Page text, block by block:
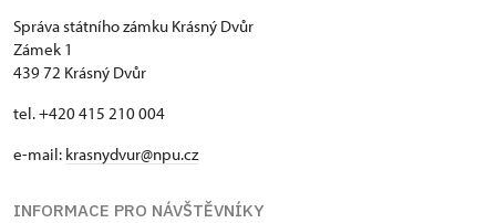
Správa státního zámku Krásný Dvůr
Zámek 1
439 72 Krásný Dvůr
tel. +420 415 210 004
e-mail: krasnydvur@npu.cz
INFORMACE PRO NÁVŠTĚVNÍKY